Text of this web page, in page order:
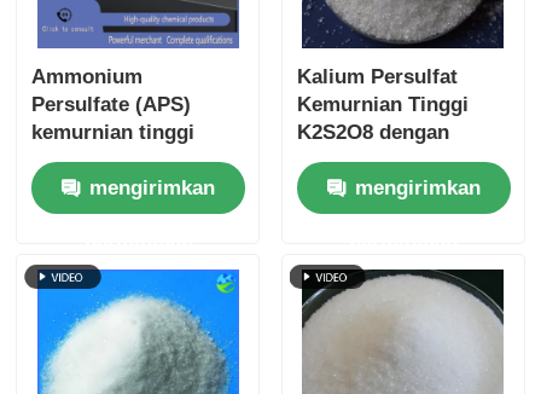
Ammonium
Persulfate (APS)
kemurnian tinggi
UN1444 ISO 9001
Bersertifikat Larut
dalam air untuk
elektronik
mengirimkan
Kalium Persulfat
Kemurnian Tinggi
K2S2O8 dengan
Kepadatan 2.47g/cm3
dan Kandungan
Logam Berat ≤5 ppm
9001
mengirimkan